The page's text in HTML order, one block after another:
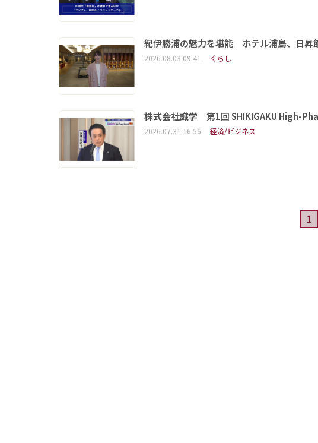
紀伊勝浦の魅力を堪能 ホテル浦島、日昇
2026.08.03 09:41 くらし
株式会社識学 第1回 SHIKIGAKU High-
2026.07.31 16:56 経済/ビジネス
1